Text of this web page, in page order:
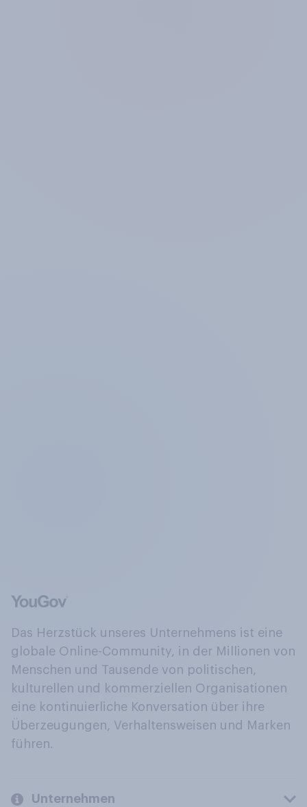
Das Herzstück unseres Unternehmens ist eine
globale Online-Community, in der Millionen von
Menschen und Tausende von politischen,
kulturellen und kommerziellen Organisationen
eine kontinuierliche Konversation über ihre
Überzeugungen, Verhaltensweisen und Marken
führen.
Unternehmen